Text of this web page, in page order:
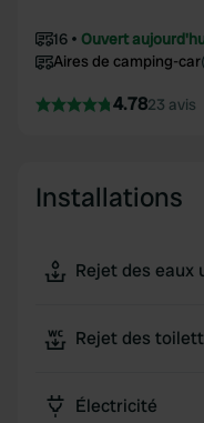
16
Ouvert
Aires de camping-car
4.7823 avis
Installations
Rejet des eaux
Rejet des
Électricité